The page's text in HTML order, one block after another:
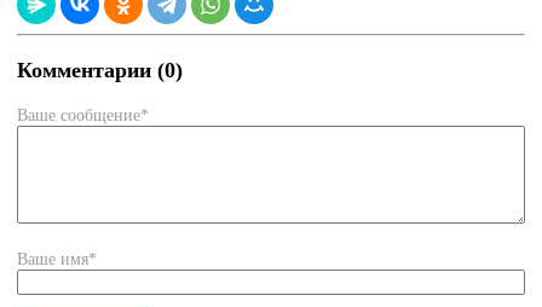
Комментарии (0)
Ваше сообщение*
Ваше имя*